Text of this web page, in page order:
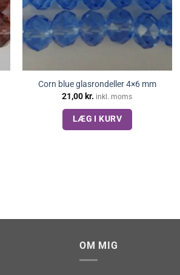
Corn blue glasrondeller 4×6 mm
21,00 kr. inkl. moms
LÆG I KURV
OM MIG